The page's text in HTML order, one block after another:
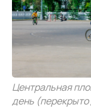
Центральная
день